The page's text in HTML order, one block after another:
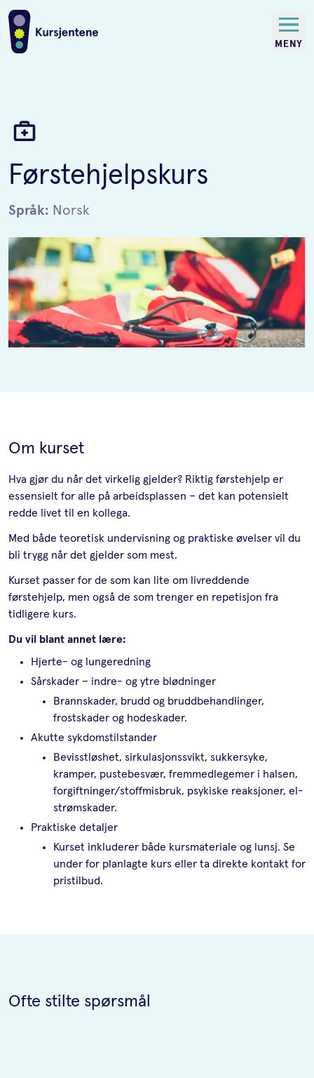
MENY
Førstehjelpskurs
Språk: Norsk
Om kurset
Hva gjør du når det virkelig gjelder? Riktig førstehjelp er
essensielt for alle på arbeidsplassen – det kan potensielt
redde livet til en kollega.
Med både teoretisk undervisning og praktiske øvelser vil du
bli trygg når det gjelder som mest.
Kurset passer for de som kan lite om livreddende
førstehjelp, men også de som trenger en repetisjon fra
tidligere kurs.
Du vil blant annet lære:
Hjerte- og lungeredning
Sårskader – indre- og ytre blødninger
Brannskader, brudd og bruddbehandlinger,
frostskader og hodeskader.
Akutte sykdomstilstander
Bevisstløshet, sirkulasjonssvikt, sukkersyke,
kramper, pustebesvær, fremmedlegemer i halsen,
forgiftninger/stoffmisbruk, psykiske reaksjoner, el-
strømskader.
Praktiske detaljer
Kurset inkluderer både kursmateriale og lunsj. Se
under for planlagte kurs eller ta direkte kontakt for
pristilbud.
Ofte stilte spørsmål